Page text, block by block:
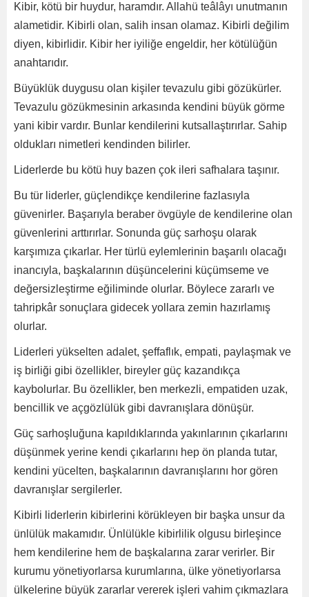
Kibir, kötü bir huydur, haramdır. Allahü teâlâyı unutmanın
alametidir. Kibirli olan, salih insan olamaz. Kibirli değilim
diyen, kibirlidir. Kibir her iyiliğe engeldir, her kötülüğün
anahtarıdır.
Büyüklük duygusu olan kişiler tevazulu gibi gözükürler.
Tevazulu gözükmesinin arkasında kendini büyük görme
yani kibir vardır. Bunlar kendilerini kutsallaştırırlar. Sahip
oldukları nimetleri kendinden bilirler.
Liderlerde bu kötü huy bazen çok ileri safhalara taşınır.
Bu tür liderler, güçlendikçe kendilerine fazlasıyla
güvenirler. Başarıyla beraber övgüyle de kendilerine olan
güvenlerini arttırırlar. Sonunda güç sarhoşu olarak
karşımıza çıkarlar. Her türlü eylemlerinin başarılı olacağı
inancıyla, başkalarının düşüncelerini küçümseme ve
değersizleştirme eğiliminde olurlar. Böylece zararlı ve
tahripkâr sonuçlara gidecek yollara zemin hazırlamış
olurlar.
Liderleri yükselten adalet, şeffaflık, empati, paylaşmak ve
iş birliği gibi özellikler, bireyler güç kazandıkça
kaybolurlar. Bu özellikler, ben merkezli, empatiden uzak,
bencillik ve açgözlülük gibi davranışlara dönüşür.
Güç sarhoşluğuna kapıldıklarında yakınlarının çıkarlarını
düşünmek yerine kendi çıkarlarını hep ön planda tutar,
kendini yücelten, başkalarının davranışlarını hor gören
davranışlar sergilerler.
Kibirli liderlerin kibirlerini körükleyen bir başka unsur da
ünlülük makamıdır. Ünlülükle kibirlilik olgusu birleşince
hem kendilerine hem de başkalarına zarar verirler. Bir
kurumu yönetiyorlarsa kurumlarına, ülke yönetiyorlarsa
ülkelerine büyük zararlar vererek işleri vahim çıkmazlara